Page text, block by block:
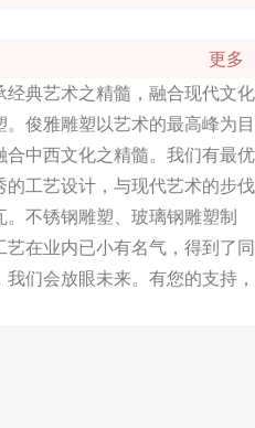
更多
典艺术之精髓，融合现代文化
俊雅雕塑以艺术的最高峰为目
中西文化之精髓。我们有最优
工艺设计，与现代艺术的步伐
不锈钢雕塑、玻璃钢雕塑制
在业内已小有名气，得到了同
们会放眼未来。有您的支持，